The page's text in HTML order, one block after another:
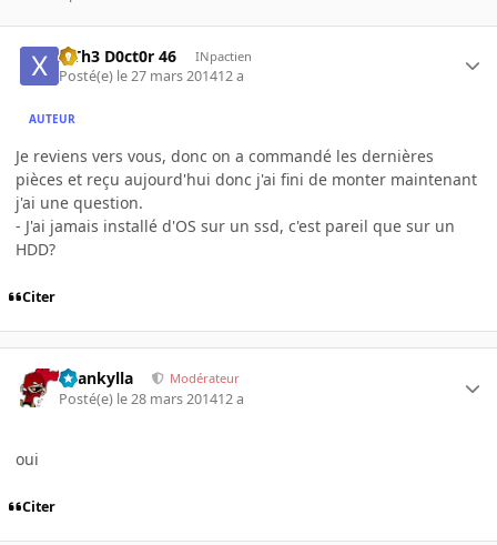
x Th3 D0ct0r 46 INpactien
Posté(e) le 27 mars 201412 a
AUTEUR
Je reviens vers vous, donc on a commandé les dernières
pièces et reçu aujourd'hui donc j'ai fini de monter maintenant
j'ai une question.
- J'ai jamais installé d'OS sur un ssd, c'est pareil que sur un
HDD?
Citer
beankylla Modérateur
Posté(e) le 28 mars 201412 a
oui
Citer